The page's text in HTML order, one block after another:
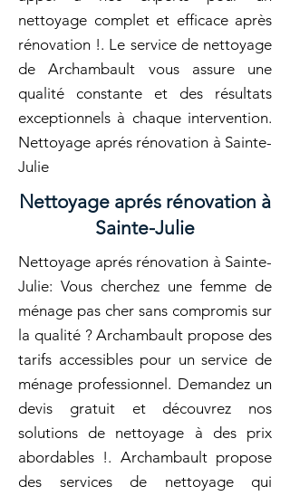
nettoyage complet et efficace après
rénovation !. Le service de nettoyage
de Archambault vous assure une
qualité constante et des résultats
exceptionnels à chaque intervention.
Nettoyage aprés rénovation à Sainte-
Julie
Nettoyage aprés rénovation à
Sainte-Julie
Nettoyage aprés rénovation à Sainte-
Julie: Vous cherchez une femme de
ménage pas cher sans compromis sur
la qualité ? Archambault propose des
tarifs accessibles pour un service de
ménage professionnel. Demandez un
devis gratuit et découvrez nos
solutions de nettoyage à des prix
abordables !. Archambault propose
des services de nettoyage qui